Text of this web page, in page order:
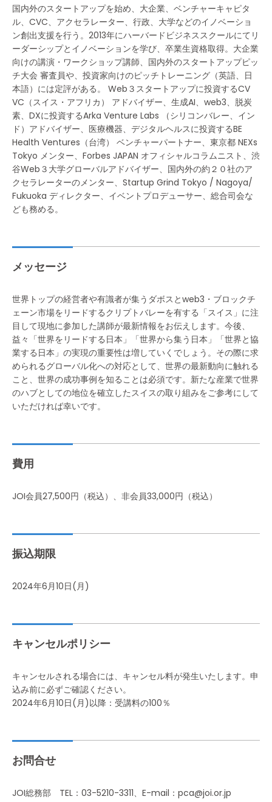
国内外のスタートアップを始め、大企業、ベンチャーキャピタ
ル、CVC、アクセラレーター、行政、大学などのイノベーショ
ン創出支援を行う。2013年にハーバードビジネススクールにてリ
ーダーシップとイノベーションを学び、卒業生資格取得。大企業
向けの講演・ワークショップ講師、国内外のスタートアップピッ
チ大会 審査員や、投資家向けのピッチトレーニング（英語、日
本語）には定評がある。 Web３スタートアップに投資するCV
VC（スイス・アフリカ） アドバイザー、生成AI、web3、脱炭
素、DXに投資するArka Venture Labs （シリコンバレー、イン
ド）アドバイザー、医療機器、デジタルヘルスに投資するBE
Health Ventures（台湾） ベンチャーパートナー、東京都 NEXs
Tokyo メンター、Forbes JAPAN オフィシャルコラムニスト、渋
谷Web３大学グローバルアドバイザー、国内外の約２０社のア
クセラレーターのメンター、Startup Grind Tokyo / Nagoya/
Fukuoka ディレクター、イベントプロデューサー、総合司会な
ども務める。
メッセージ
世界トップの経営者や有識者が集うダボスとweb3・ブロックチ
ェーン市場をリードするクリプトバレーを有する「スイス」に注
目して現地に参加した講師が最新情報をお伝えします。今後、
益々「世界をリードする日本」「世界から集う日本」「世界と協
業する日本」の実現の重要性は増していくでしょう。その際に求
められるグローバル化への対応として、世界の最新動向に触れる
こと、世界の成功事例を知ることは必須です。新たな産業で世界
のハブとしての地位を確立したスイスの取り組みをご参考にして
いただければ幸いです。
費用
JOI会員27,500円（税込）、非会員33,000円（税込）
振込期限
2024年6月10日(月)
キャンセルポリシー
キャンセルされる場合には、キャンセル料が発生いたします。申
込み前に必ずご確認ください。
2024年6月10日(月)以降：受講料の100％
お問合せ
JOI総務部 TEL：03-5210-3311、E-mail：pca@joi.or.jp